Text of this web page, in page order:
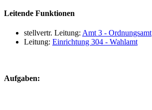
Leitende Funktionen
stellvertr. Leitung: Amt 3 - Ordnungsamt
Leitung: Einrichtung 304 - Wahlamt
Aufgaben: